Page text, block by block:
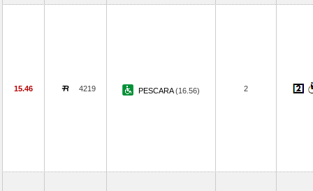
15.46 4219 PESCARA(16.56) 2